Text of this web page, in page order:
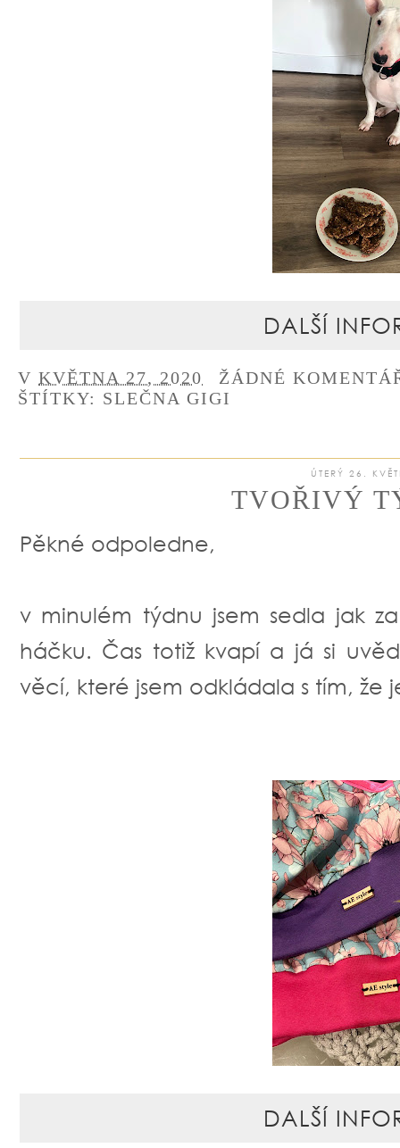
DALŠÍ
V KVĚTNA 27, 2020
ŽÁDNÉ
ŠTÍTKY: SLEČNA GIGI
ÚTERÝ 26.
TVOŘIVÝ
Pěkné odpoledne,
v minulém týdnu jsem sedla jak
háčku. Čas totiž kvapí a já si
věcí, které jsem odkládala s tím, že
DALŠÍ